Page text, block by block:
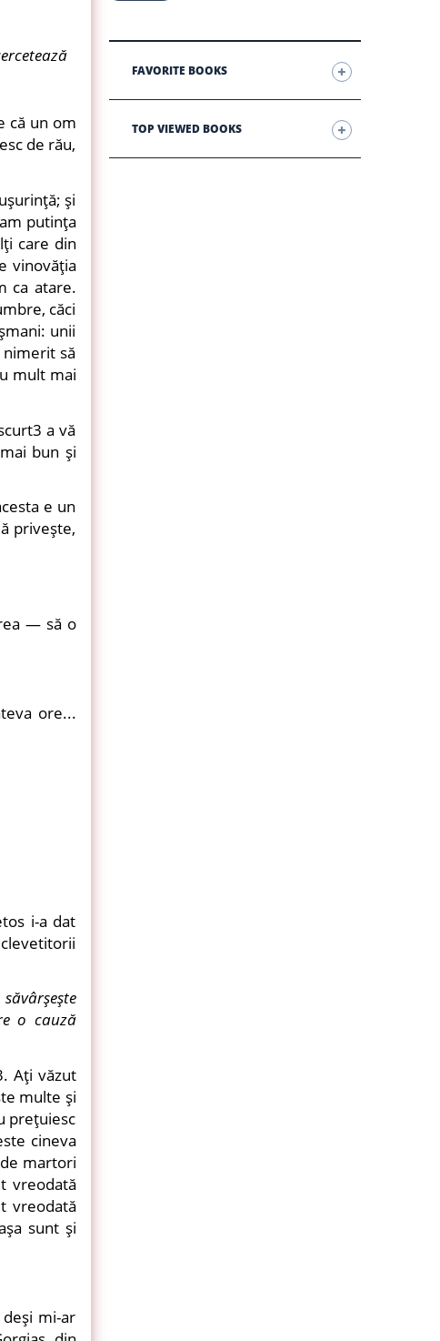
că un om
de rău,
şi
putinţa
care din
vinovăţia
ca atare.
căci
unii
să
mult mai
a vă
bun şi
e un
priveşte,
— să o
ore...
i-a dat
o cauză
Aţi văzut
multe şi
preţuiesc
cineva
martori
vreodată
vreodată
sunt şi
mi-ar
FAVORITE BOOKS
TOP VIEWED BOOKS